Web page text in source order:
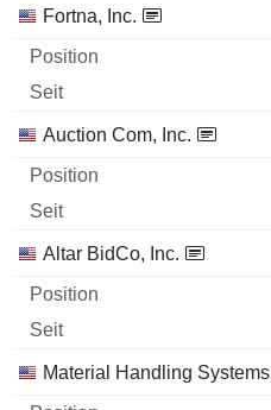
Fortna, Inc.
Auction Com, Inc.
Altar BidCo, Inc.
Material Handling